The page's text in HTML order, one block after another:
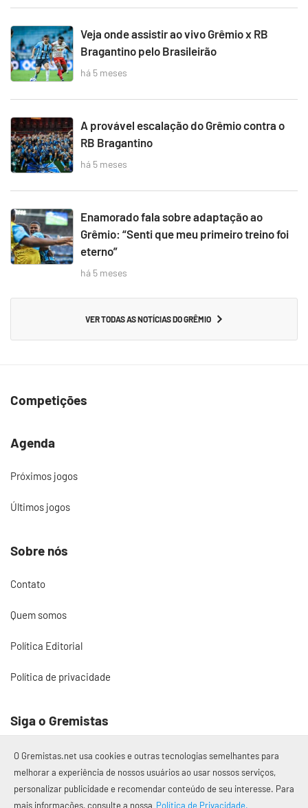
Veja onde assistir ao vivo Grêmio x RB
Bragantino pelo Brasileirão
há 5 meses
A provável escalação do Grêmio contra o
RB Bragantino
há 5 meses
Enamorado fala sobre adaptação ao
Grêmio: “Senti que meu primeiro treino foi
eterno”
há 5 meses
VER TODAS AS NOTÍCIAS DO GRÊMIO
Competições
Agenda
Próximos jogos
Últimos jogos
Sobre nós
Contato
Quem somos
Política Editorial
Política de privacidade
Siga o Gremistas
© 2017 – 2026 Gremistas.net
O Gremistas.net usa cookies e outras tecnologias semelhantes para
melhorar a experiência de nossos usuários ao usar nossos serviços,
personalizar publicidade e recomendar conteúdo de seu interesse. Para
mais informações, consulte a nossa Política de Privacidade.